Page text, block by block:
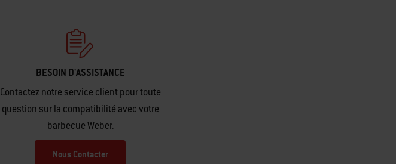
BESOIN D'ASSISTANCE
Contactez notre service client pour toute
question sur la compatibilité avec votre
barbecue Weber.
Nous Contacter